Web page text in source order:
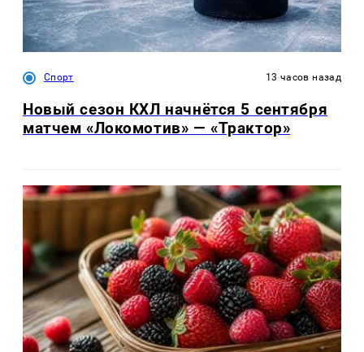
Спорт 13 часов назад
Новый сезон КХЛ начнётся 5 сентября
матчем «Локомотив» — «Трактор»